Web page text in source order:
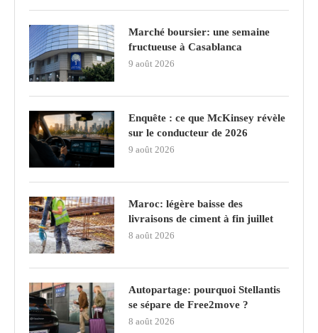
Marché boursier: une semaine
fructueuse à Casablanca
9 août 2026
Enquête : ce que McKinsey révèle
sur le conducteur de 2026
9 août 2026
Maroc: légère baisse des
livraisons de ciment à fin juillet
8 août 2026
Autopartage: pourquoi Stellantis
se sépare de Free2move ?
8 août 2026